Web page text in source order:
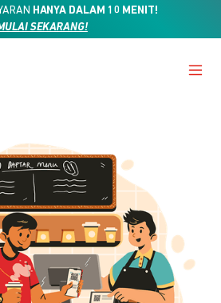
HANYA DALAM 10 MENIT!
SEKARANG!